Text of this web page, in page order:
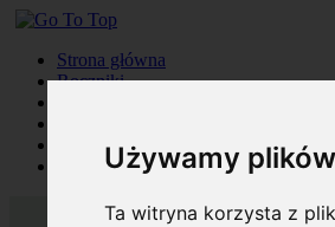
Używamy
Ta witryna korzysta z
Strona główna
Roczniki
Kontakt
Szukaj